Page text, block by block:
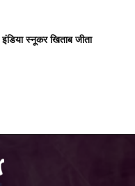
स्नूकर खिताब जीता